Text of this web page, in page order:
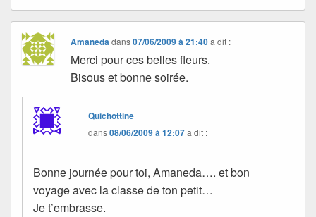
Amanedadans07/06/2009 à 21:40 a dit :
Merci pour ces belles fleurs.
Bisous et bonne soirée.
Quichottine
dans08/06/2009 à 12:07a dit :
Bonne journée pour toi, Amaneda…. et bon
voyage avec la classe de ton petit…
Je t’embrasse.